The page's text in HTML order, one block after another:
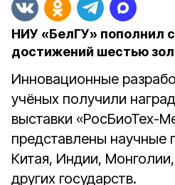
НИУ «БелГУ» пополнил
достижений шестью
Инновационные
учёных получили
выставки «РосБиоТех-
представлены научные
Китая, Индии,
других государств.